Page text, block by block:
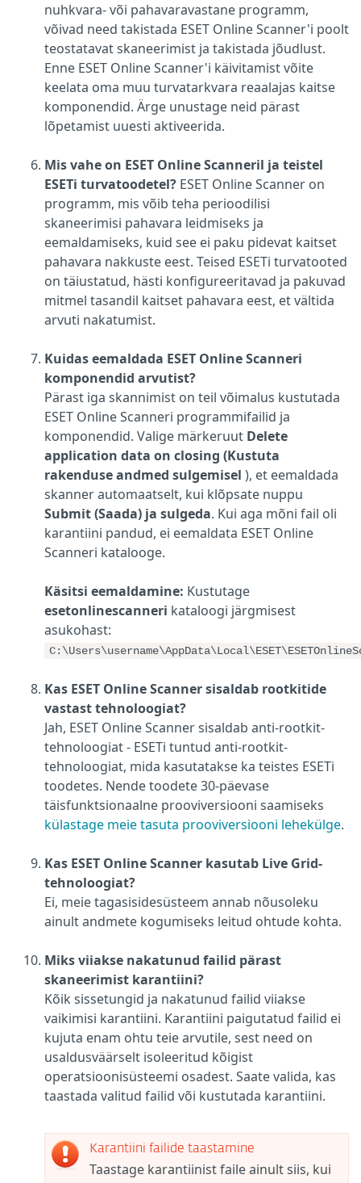
nuhkvara- või pahavaravastane programm,
võivad need takistada ESET Online Scanner'i poolt
teostatavat skaneerimist ja takistada jõudlust.
Enne ESET Online Scanner'i käivitamist võite
keelata oma muu turvatarkvara reaalajas kaitse
komponendid. Ärge unustage neid pärast
lõpetamist uuesti aktiveerida.
Mis vahe on ESET Online Scanneril ja teistel
ESETi turvatoodetel? ESET Online Scanner on
programm, mis võib teha perioodilisi
skaneerimisi pahavara leidmiseks ja
eemaldamiseks, kuid see ei paku pidevat kaitset
pahavara nakkuste eest. Teised ESETi turvatooted
on täiustatud, hästi konfigureeritavad ja pakuvad
mitmel tasandil kaitset pahavara eest, et vältida
arvuti nakatumist.
Kuidas eemaldada ESET Online Scanneri
komponendid arvutist?
Pärast iga skannimist on teil võimalus kustutada
ESET Online Scanneri programmifailid ja
komponendid. Valige märkeruut Delete
application data on closing (Kustuta
rakenduse andmed sulgemisel ), et eemaldada
skanner automaatselt, kui klõpsate nuppu
Submit (Saada) ja sulgeda. Kui aga mõni fail oli
karantiini pandud, ei eemaldata ESET Online
Scanneri katalooge.
Käsitsi eemaldamine: Kustutage
esetonlinescanneri kataloogi järgmisest
asukohast:
Kas ESET Online Scanner sisaldab rootkitide
vastast tehnoloogiat?
Jah, ESET Online Scanner sisaldab anti-rootkit-
tehnoloogiat - ESETi tuntud anti-rootkit-
tehnoloogiat, mida kasutatakse ka teistes ESETi
toodetes. Nende toodete 30-päevase
täisfunktsionaalne prooviversiooni saamiseks
külastage meie tasuta prooviversiooni lehekülge.
Kas ESET Online Scanner kasutab Live Grid-
tehnoloogiat?
Ei, meie tagasisidesüsteem annab nõusoleku
ainult andmete kogumiseks leitud ohtude kohta.
Miks viiakse nakatunud failid pärast
skaneerimist karantiini?
Kõik sissetungid ja nakatunud failid viiakse
vaikimisi karantiini. Karantiini paigutatud failid ei
kujuta enam ohtu teie arvutile, sest need on
usaldusväärselt isoleeritud kõigist
operatsioonisüsteemi osadest. Saate valida, kas
taastada valitud failid või kustutada karantiini.
Karantiini failide taastamine
Taastage karantiinist faile ainult siis, kui